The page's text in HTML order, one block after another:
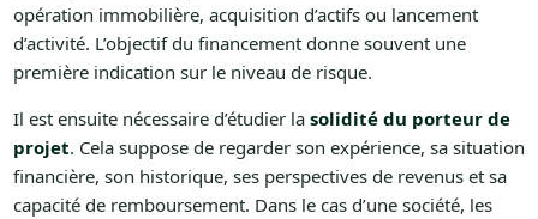
opération immobilière, acquisition d’actifs ou lancement
d’activité. L’objectif du financement donne souvent une
première indication sur le niveau de risque.
Il est ensuite nécessaire d’étudier la solidité du porteur de
projet. Cela suppose de regarder son expérience, sa situation
financière, son historique, ses perspectives de revenus et sa
capacité de remboursement. Dans le cas d’une société, les